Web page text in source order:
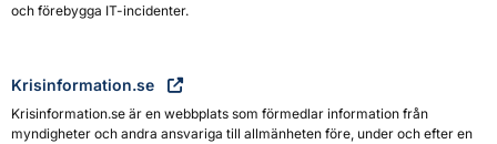
och förebygga IT-incidenter.
Krisinformation.se
Krisinformation.se är en webbplats som förmedlar information från
myndigheter och andra ansvariga till allmänheten före, under och efter en